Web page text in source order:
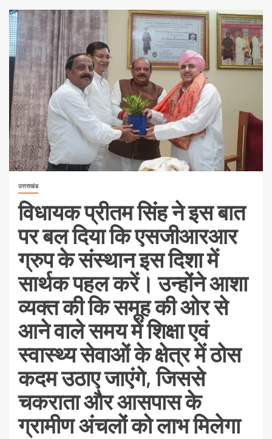
उत्तराखंड
विधायक प्रीतम सिंह ने इस बात
पर बल दिया कि एसजीआरआर
ग्रुप के संस्थान इस दिशा में
सार्थक पहल करें। उन्होंने आशा
व्यक्त की कि समूह की ओर से
आने वाले समय में शिक्षा एवं
स्वास्थ्य सेवाओं के क्षेत्र में ठोस
कदम उठाए जाएंगे, जिससे
चकराता और आसपास के
ग्रामीण अंचलों को लाभ मिलेगा